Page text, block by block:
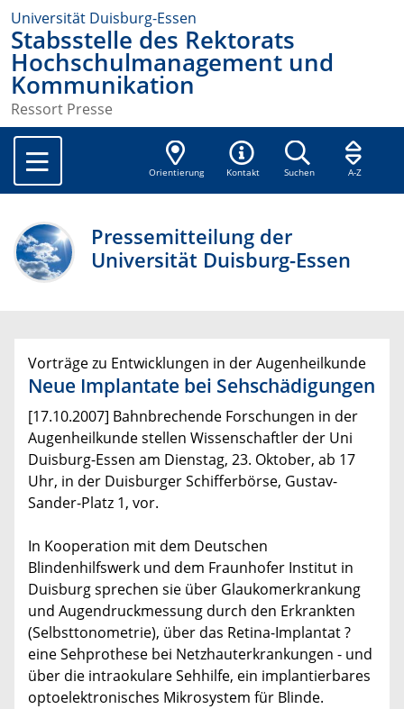
Universität Duisburg-Essen
Stabsstelle des Rektorats
Hochschulmanagement und
Kommunikation
Ressort Presse
Orientierung Kontakt Suchen A-Z
Pressemitteilung der
Universität Duisburg-Essen
Vorträge zu Entwicklungen in der Augenheilkunde
Neue Implantate bei Sehschädigungen
[17.10.2007] Bahnbrechende Forschungen in der
Augenheilkunde stellen Wissenschaftler der Uni
Duisburg-Essen am Dienstag, 23. Oktober, ab 17
Uhr, in der Duisburger Schifferbörse, Gustav-
Sander-Platz 1, vor.
In Kooperation mit dem Deutschen
Blindenhilfswerk und dem Fraunhofer Institut in
Duisburg sprechen sie über Glaukomerkrankung
und Augendruckmessung durch den Erkrankten
(Selbsttonometrie), über das Retina-Implantat ?
eine Sehprothese bei Netzhauterkrankungen - und
über die intraokulare Sehhilfe, ein implantierbares
optoelektronisches Mikrosystem für Blinde.